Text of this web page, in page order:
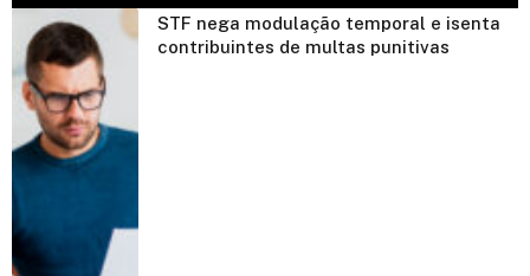
STF nega modulação temporal e isenta
contribuintes de multas punitivas